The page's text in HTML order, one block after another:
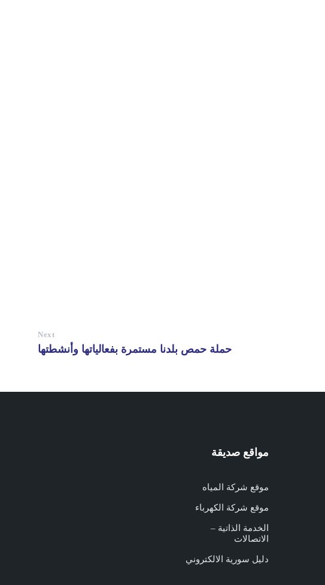
Next
حملة حمص بلدنا مستمرة بفعالياتها وأنشطتها
مواقع صديقة
موقع شركة المياه
موقع شركة الكهرباء
الخدمة الذاتية –
الاتصالات
دليل سورية الالكتروني